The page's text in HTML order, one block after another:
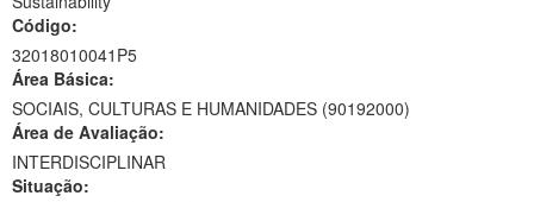
Ministério de Minas e Energia
Ministério do Meio Ambiente
Ministério do Turismo
Código:
32018010041P5
Área Básica:
SOCIAIS, CULTURAS E HUMANIDADES (90192000)
Área de Avaliação:
INTERDISCIPLINAR
Situação: